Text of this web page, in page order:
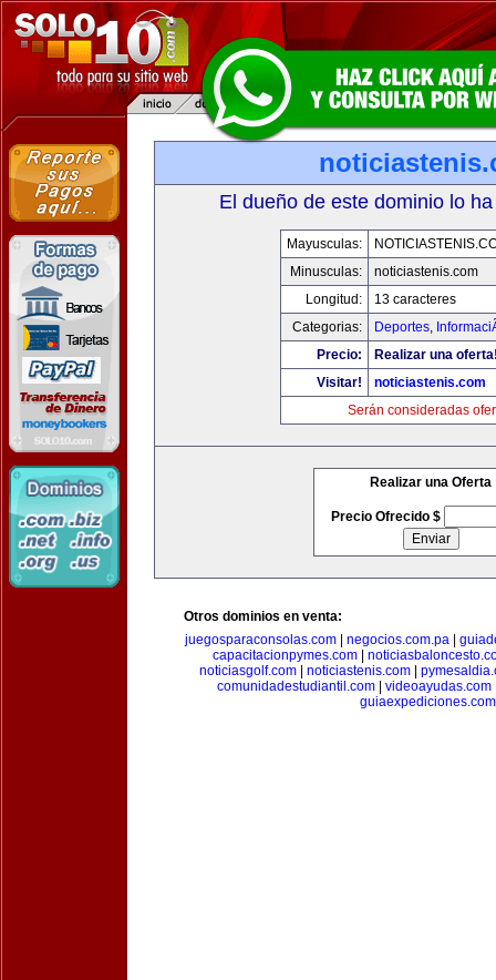
El dueño de este dominio lo
Mayusculas:
Minusculas:
noticiastenis.com
Longitud:
13 caracteres
Categorias:
Deportes,
Precio:
Realizar una
Visitar!
noticiastenis.com
Serán consideradas
Realizar una Oferta
Precio Ofrecido $
Otros dominios en venta:
juegosparaconsolas.com| negocios.com.pa|
capacitacionpymes.com|
noticiasgolf.com| noticiastenis.com|
comunidadestudiantil.com| videoayudas.com
guiaexpediciones.com